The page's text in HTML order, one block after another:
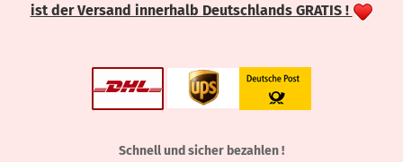
ist der Versand innerhalb Deutschlands GRATIS !
Schnell und sicher bezahlen !